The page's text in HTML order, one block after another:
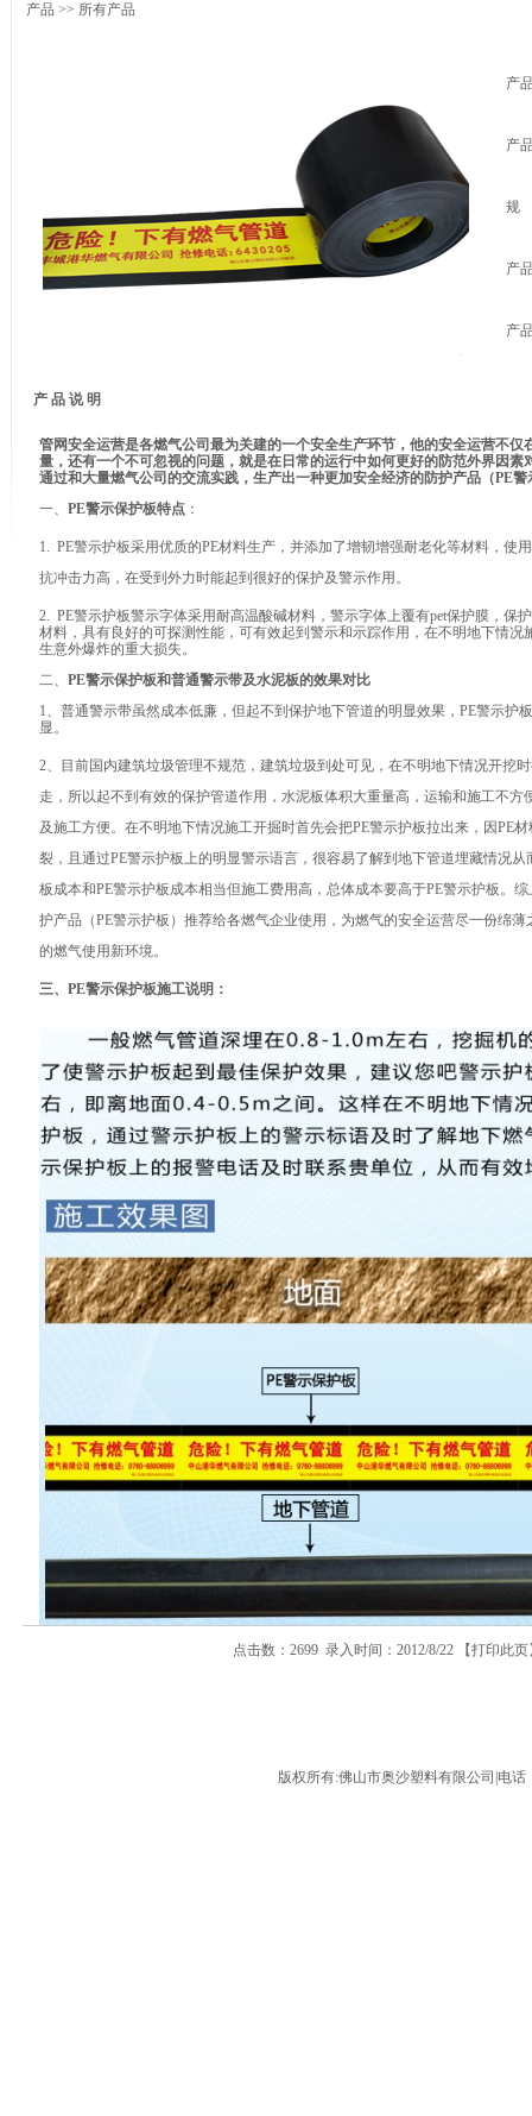
产品 >> 所有产品
产
产
规
产
产
产 品 说 明
管网安全运营是各燃气公司最为关建的一个安全生产环节，他的安全运营不
量，还有一个不可忽视的问题，就是在日常的运行中如何更好的防范外界因
通过和大量燃气公司的交流实践，生产出一种更加安全经济的防护产品（PE警
一、 PE警示保护板特点 ：
1. PE警示护板采用优质的PE材料生产，并添加了增韧增强耐老化等材料，使
抗冲击力高，在受到外力时能起到很好的保护及警示作用。
2. PE警示护板警示字体采用耐高温酸碱材料，警示字体上覆有pet保护膜，保
材料，具有良好的可探测性能，可有效起到警示和示踪作用，在不明地下情
生意外爆炸的重大损失。
二、 PE警示保护板和普通警示带及水泥板的效果对比
1、普通警示带虽然成本低廉，但起不到保护地下管道的明显效果，PE警示护
显。
2、目前国内建筑垃圾管理不规范，建筑垃圾到处可见，在不明地下情况开挖
走，所以起不到有效的保护管道作用，水泥板体积大重量高，运输和施工不方
及施工方便。在不明地下情况施工开掘时首先会把PE警示护板拉出来，因PE
裂，且通过PE警示护板上的明显警示语言，很容易了解到地下管道埋藏情况
板成本和PE警示护板成本相当但施工费用高，总体成本要高于PE警示护板。
护产品（PE警示护板）推荐给各燃气企业使用，为燃气的安全运营尽一份绵
的燃气使用新环境。
三、PE警示保护板施工说明：
点击数：2699 录入时间：2012/8/22 【打印此页
版权所有:佛山市奥沙塑料有限公司|电